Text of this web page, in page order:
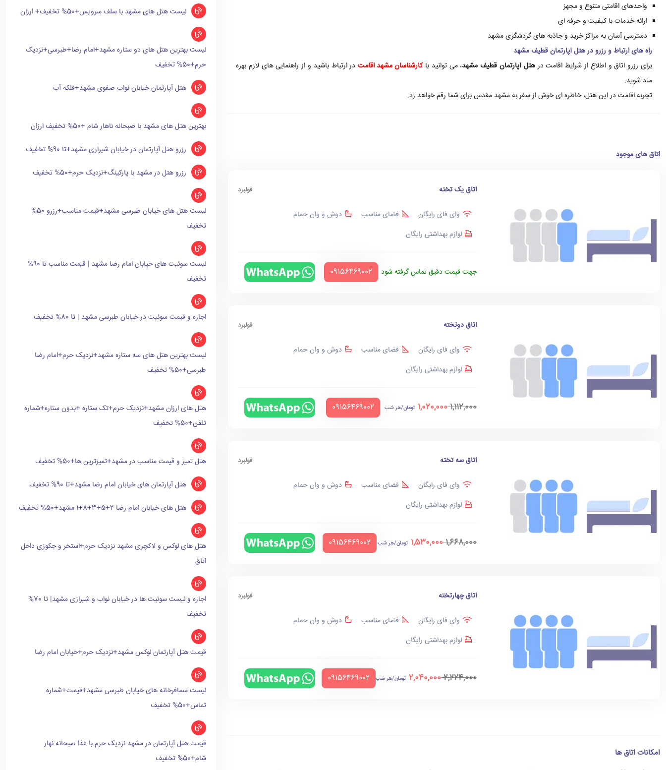
واحدهای اقامتی متنوع و مجهز
ارائه خدمات با کیفیت و حرفه ای
دسترسی آسان به مراکز خرید و جاذبه های گردشگری مشهد
راه های ارتباط و رزرو در هتل آپارتمان قطیف مشهد
برای رزرو اتاق و اطلاع از شرایط اقامت درهتل آپارتمان قطیف مشهد، می توانید باکارشناسان مشهد اقامتدر ارتباط باشید و از راهنمایی های لازم بهره
مند شوید.
تجربه اقامت در این هتل، خاطره ای خوش از سفر به مشهد مقدس برای شما رقم خواهد زد.
اتاق های موجود
اتاق یک تخته فولبرد
وای فای رایگان فضای مناسب
دوش و وان حمام
لوازم بهداشتی رایگان
جهت قیمت دقیق تماس گرفته شود ‪09156469002‬
اتاق دوتخته فولبرد
وای فای رایگان فضای مناسب
دوش و وان حمام
لوازم بهداشتی رایگان
1,112,000
1,020,000 تومان/هر شب ‪09156469002‬
اتاق سه تخته فولبرد
وای فای رایگان فضای مناسب
دوش و وان حمام
لوازم بهداشتی رایگان
1,668,000
1,530,000 تومان/هر شب ‪09156469002‬
اتاق چهارتخته فولبرد
وای فای رایگان فضای مناسب
دوش و وان حمام
لوازم بهداشتی رایگان
2,224,000
2,040,000 تومان/هر شب ‪09156469002‬
امکانات اتاق ها
لیست هتل های مشهد با سلف سرویس+50% تخفیف+ ارزان
لیست بهترین هتل های دو ستاره مشهد+امام رضا+طبرسی+نزدیک
حرم+50% تخفیف
هتل آپارتمان خیابان نواب صفوی مشهد+فلکه آب
بهترین هتل های مشهد با صبحانه ناهار شام +50% تخفیف ارزان
رزرو هتل آپارتمان در خیابان شیرازی مشهد+تا 90% تخفیف
رزرو هتل در مشهد با پارکینگ+نزدیک حرم+50% تخفیف
لیست هتل های خیابان طبرسی مشهد+قیمت مناسب+رزرو 50%
تخفیف
لیست سوئیت های خیابان امام رضا مشهد | قیمت مناسب تا 90%
تخفیف
اجاره و قیمت سوئیت در خیابان طبرسی مشهد | تا 80% تخفیف
لیست بهترین هتل های سه ستاره مشهد+نزدیک حرم+امام رضا
طبرسی+50% تخفیف
هتل های ارزان مشهد+نزدیک حرم+تک ستاره +بدون ستاره+شماره
تلفن+50% تخفیف
هتل تمیز و قیمت مناسب در مشهد+تمیزترین ها+50% تخفیف
هتل آپارتمان های خیابان امام رضا مشهد+تا 90% تخفیف
هتل های خیابان امام رضا 2+5+3+8+1 مشهد+50% تخفیف
هتل های لوکس و لاکچری مشهد نزدیک حرم+استخر و جکوزی داخل
اتاق
اجاره و لیست سوئیت ها در خیابان نواب و شیرازی مشهد| تا 70%
تخفیف
قیمت هتل آپارتمان لوکس مشهد+نزدیک حرم+خیابان امام رضا
لیست مسافرخانه های خیابان طبرسی مشهد+قیمت+شماره
تماس+50% تخفیف
قیمت هتل آپارتمان در مشهد نزدیک حرم با غذا صبحانه نهار
شام+50% تخفیف